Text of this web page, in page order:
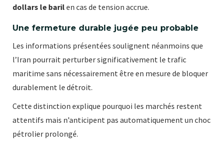
dollars le barilen cas de tension accrue.
Une fermeture durable jugée peu probable
Les informations présentées soulignent néanmoins que
l’Iran pourrait perturber significativement le trafic
maritime sans nécessairement être en mesure de bloquer
durablement le détroit.
Cette distinction explique pourquoi les marchés restent
attentifs mais n’anticipent pas automatiquement un choc
pétrolier prolongé.